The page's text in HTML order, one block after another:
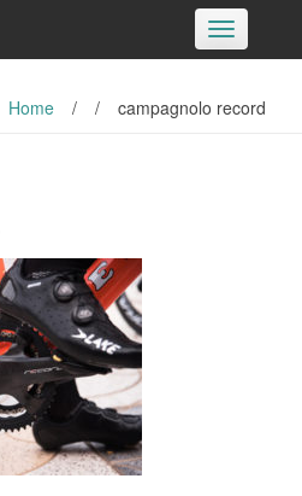
Toggle
navigation
Home / / campagnolo record